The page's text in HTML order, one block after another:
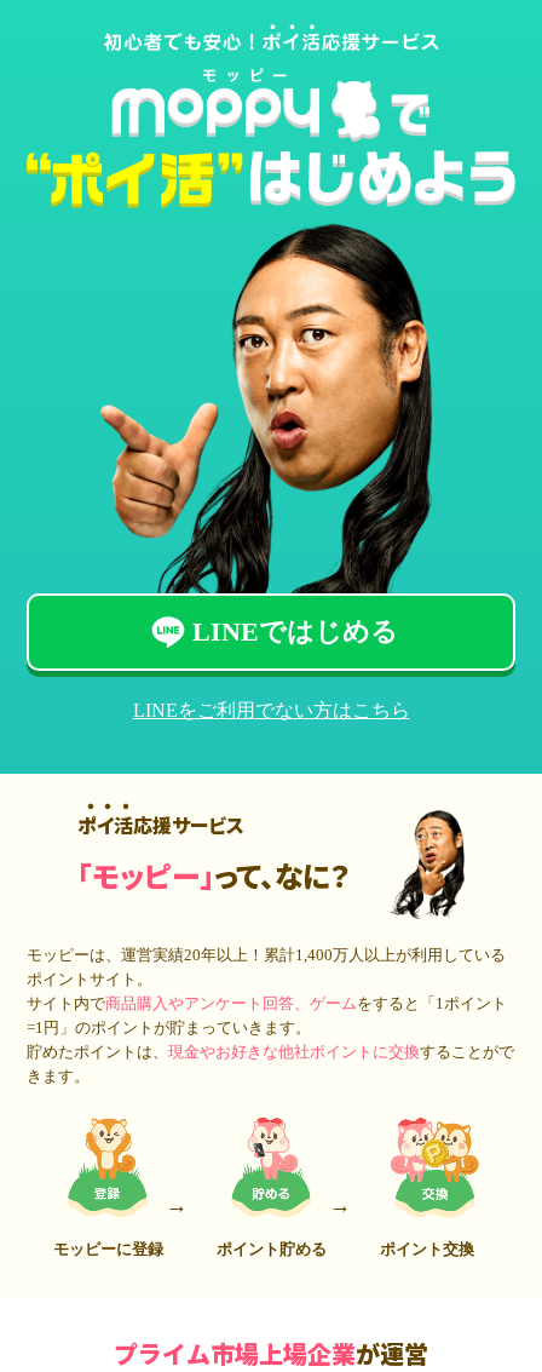
LINEではじめる
LINEをご利用でない方はこちら
ポイ活応援サービス
「モッピー」って、なに？
モッピーは、運営実績20年以上！累計1,400万人 以上が利用している
ポイントサイト。
サイト内で商品購入やアンケート回答、ゲームをすると「1ポイント
=1円」のポイントが貯まっていきます。
貯めたポイントは、現金やお好きな他社ポイントに交換することがで
きます。
モッピーに登録 ポイント貯める ポイント交換
プライム市場上場企業が運営